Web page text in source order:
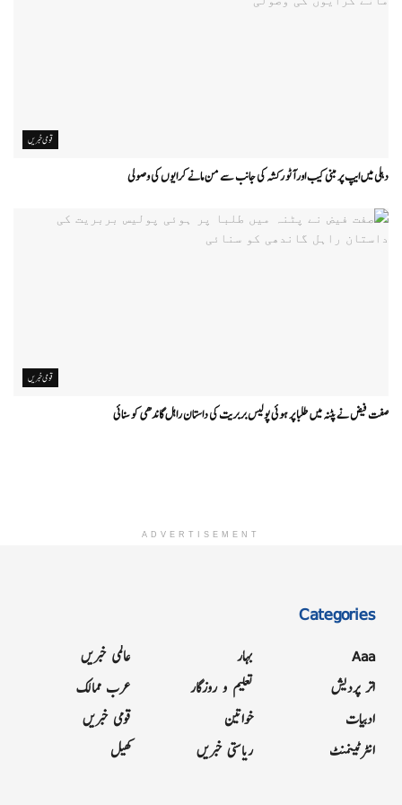
قومی خبریں
دہلی میں ایپ پر مبنی کیب اور آٹو رکشہ کی جانب سے من مانے کرایوں کی وصولی
قومی خبریں
صفت فیض نے پٹنہ میں طلبا پر ہوئی پولیس بربریت کی داستان راہل گاندھی کو سنائی
ADVERTISEMENT
Categories
Aaa
اتر پردیش
ادبیات
انٹرٹینمنٹ
بہار
تعلیم و روزگار
خواتین
ریاستی خبریں
عالمی خبریں
عرب ممالک
قومی خبریں
کھیل